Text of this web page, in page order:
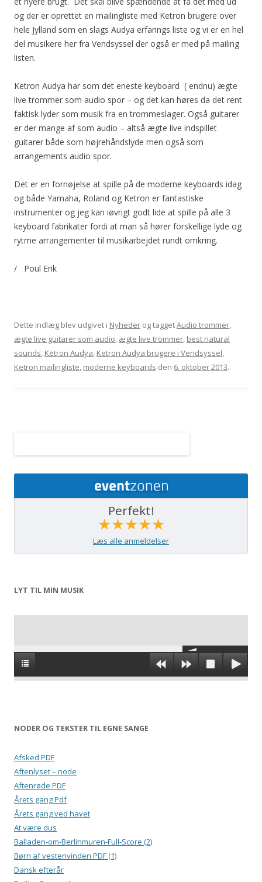
og der er oprettet en mailingliste med Ketron brugere over
hele Jylland som en slags Audya erfarings liste og vi er en hel
del musikere her fra Vendsyssel der også er med på mailing
listen.
Ketron Audya har som det eneste keyboard ( endnu) ægte
live trommer som audio spor – og det kan høres da det rent
faktisk lyder som musik fra en trommeslager. Også guitarer
er der mange af som audio – altså ægte live indspillet
guitarer både som højrehåndslyde men også som
arrangements audio spor.
Det er en fornøjelse at spille på de moderne keyboards idag
og både Yamaha, Roland og Ketron er fantastiske
instrumenter og jeg kan iøvrigt godt lide at spille på alle 3
keyboard fabrikater fordi at man så hører forskellige lyde og
rytme arrangementer til musikarbejdet rundt omkring.
/ Poul Erik
Dette indlæg blev udgivet i Nyheder og taggetAudio trommer,
ægte live guitarer som audio, ægte live trommer, best natural
sounds, Ketron Audya, Ketron Audya brugere i Vendsyssel,
Ketron mailingliste, moderne keyboards den 6. oktober 2013.
Perfekt!
★★★★★
Læs alle anmeldelser
LYT TIL MIN MUSIK
NODER OG TEKSTER TIL EGNE SANGE
Afsked PDF
Aftenlyset – node
Aftenrøde PDF
Årets gang Pdf
Årets gang ved havet
At være dus
Balladen-om-Berlinmuren-Full-Score (2)
Børn af vestenvinden PDF (1)
Dansk efterår